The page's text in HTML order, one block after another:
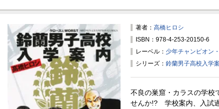
著者： 高橋ヒロシ
ISBN：978-4-253-20150-6
レーベル： 少年チャンピオン
シリーズ： 鈴蘭男子高校入学
不良の巣窟・カラスの学校
せんか!? 学校案内、入試